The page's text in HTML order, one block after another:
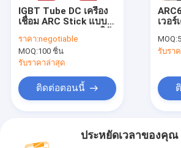
IGBT Tube DC เครื่อง
เชื่อม ARC Stick แบบ
ในบ้าน
ราคา:negotiable
MOQ:100 ชิ้น
รับราคาล่าสุด
ติดต่อตอนนี้
เวอร์
500
MOQ:
รับรา
ประหยัดเวลาของคุณ